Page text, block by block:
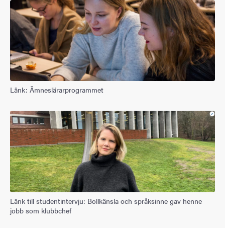
Länk: Ämneslärarprogrammet
Länk till studentintervju: Bollkänsla och språksinne gav henne
jobb som klubbchef